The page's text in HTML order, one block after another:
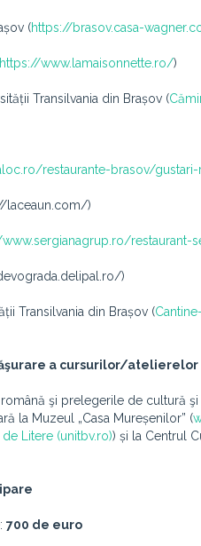
(https://brasov.casa-
https://www.lamaisonnette.ro/)
Transilvania din Brașov (
restaurante-brasov/gustari-
laceaun.com/)
restaurant-
)
Transilvania din Brașov (
a cursurilor/atelierelor
şi prelegerile de cultură
la Muzeul „Casa Mureșenilor” (
Litere (unitbv.ro)) și la Centrul
700 de euro